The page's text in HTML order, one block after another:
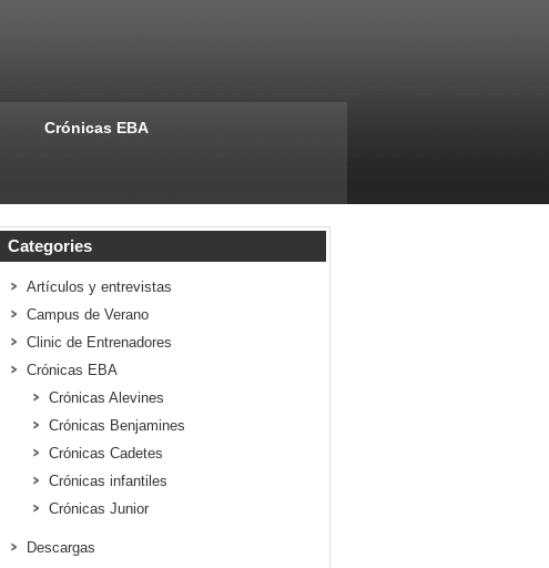
Crónicas EBA
Categories
Artículos y entrevistas
Campus de Verano
Clinic de Entrenadores
Crónicas EBA
Crónicas Alevines
Crónicas Benjamines
Crónicas Cadetes
Crónicas infantiles
Crónicas Junior
Descargas